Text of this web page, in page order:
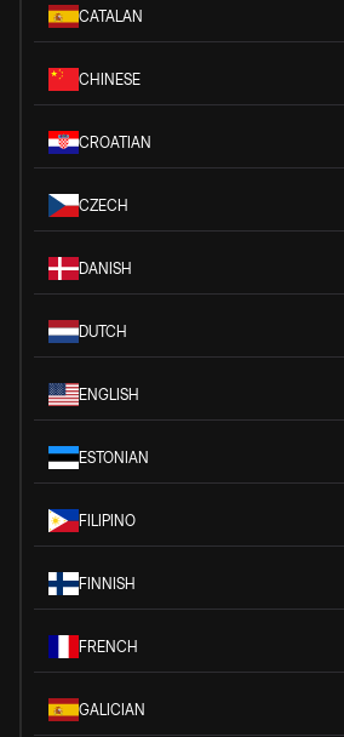
CATALAN
CHINESE
CROATIAN
CZECH
DANISH
DUTCH
ENGLISH
ESTONIAN
FILIPINO
FINNISH
FRENCH
GALICIAN